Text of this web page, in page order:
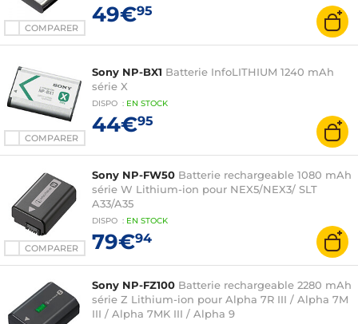
COMPARER
49€95
COMPARER
Sony NP-BX1 Batterie InfoLITHIUM 1240 mAh
série X
DISPO : EN STOCK
44€95
COMPARER
Sony NP-FW50 Batterie rechargeable 1080 mAh
série W Lithium-ion pour NEX5/NEX3/ SLT
A33/A35
DISPO : EN STOCK
79€94
Sony NP-FZ100 Batterie rechargeable 2280 mAh
série Z Lithium-ion pour Alpha 7R III / Alpha 7M
III / Alpha 7MK III / Alpha 9